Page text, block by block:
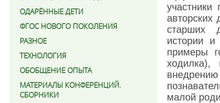
ОДАРЁННЫЕ ДЕТИ
ФГОС НОВОГО ПОКОЛЕНИЯ
РАЗНОЕ
ТЕХНОЛОГИЯ
ОБОБЩЕНИЕ ОПЫТА
МАТЕРИАЛЫ КОНФЕРЕНЦИЙ.
СБОРНИКИ
участники
авторских
старших
истории и
примеры
ходилка),
малой